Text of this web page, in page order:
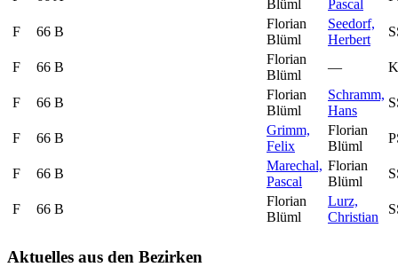
Blüml Pascal
F 66 B
Florian
Blüml
Seedorf,
Herbert
F 66 B
Florian
Blüml
—
F 66 B
Florian
Blüml
Schramm,
Hans
F 66 B
Grimm,
Felix
Florian
Blüml
F 66 B
Marechal,
Pascal
Florian
Blüml
F 66 B
Florian
Blüml
Lurz,
Christian
Aktuelles aus den Bezirken